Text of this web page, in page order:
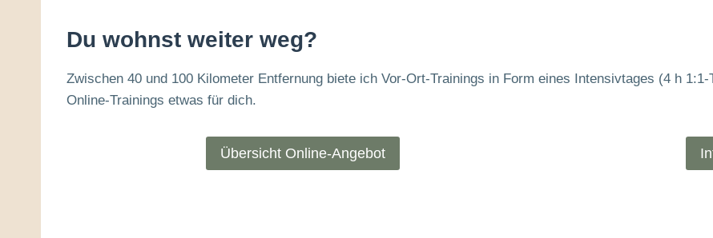
Du wohnst weiter weg?
Zwischen 40 und 100 Kilometer Entfernung biete ich Vor-Ort-Trainings in Form eines Intensivtages (4 h
Online-Trainings etwas für dich.
Übersicht Online-Angebot